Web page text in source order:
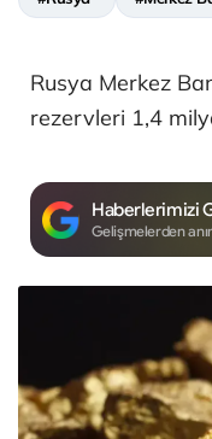
Rusya Merkez
rezervleri 1,4
Haberlerimizi
Gelişmelerden